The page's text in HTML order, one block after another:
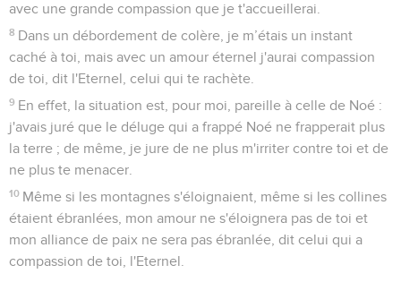
avec une grande compassion que je t'accueillerai.
8 Dans un débordement de colère, je m’étais un instant
caché à toi, mais avec un amour éternel j'aurai compassion
de toi, dit l'Eternel, celui qui te rachète.
9 En effet, la situation est, pour moi, pareille à celle de Noé :
j'avais juré que le déluge qui a frappé Noé ne frapperait plus
la terre ; de même, je jure de ne plus m'irriter contre toi et de
ne plus te menacer.
10 Même si les montagnes s'éloignaient, même si les collines
étaient ébranlées, mon amour ne s'éloignera pas de toi et
mon alliance de paix ne sera pas ébranlée, dit celui qui a
compassion de toi, l'Eternel.